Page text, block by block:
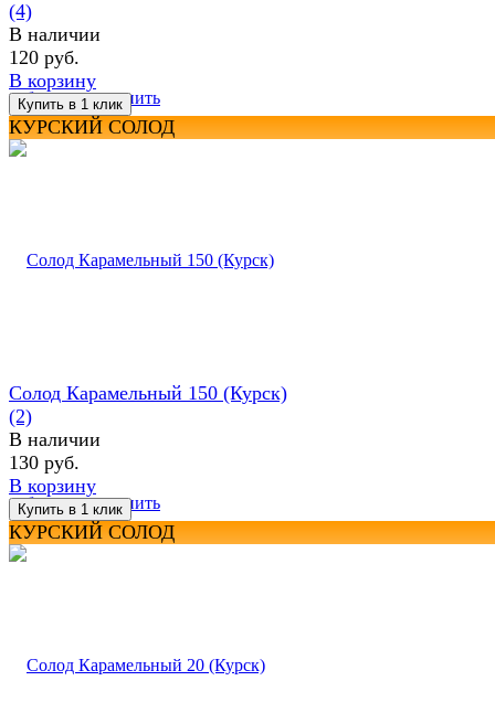
избранное сравнить
(4)
В наличии
120 руб.
В корзину
КУРСКИЙ СОЛОД
избранное сравнить
Солод Карамельный 150 (Курск)
(2)
В наличии
130 руб.
В корзину
КУРСКИЙ СОЛОД